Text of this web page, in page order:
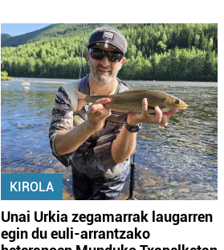
KIROLA
Unai Urkia zegamarrak laugarren
egin du euli-arrantzako